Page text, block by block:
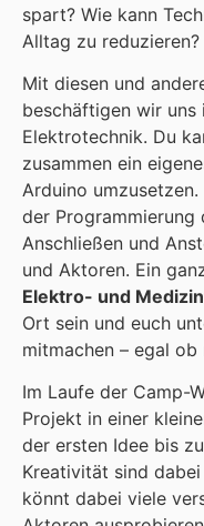
spart? Wie kann
Alltag zu reduzieren?
Mit diesen und
beschäftigen wir uns
Elektrotechnik. Du
zusammen ein
Arduino
der
Anschließen und
und Aktoren. Ein
Elektro- und
Ort sein und euch
mitmachen – egal
Im Laufe der Camp-
Projekt in einer
der ersten Idee bis
Kreativität sind
könnt dabei viele